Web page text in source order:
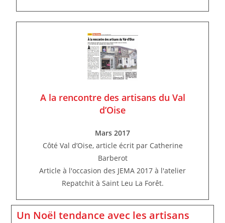
A la rencontre des artisans du Val
d’Oise
Mars 2017
Côté Val d’Oise, article écrit par Catherine
Barberot
Article à l'occasion des JEMA 2017 à l'atelier
Repatchit à Saint Leu La Forêt.
Un Noël tendance avec les artisans